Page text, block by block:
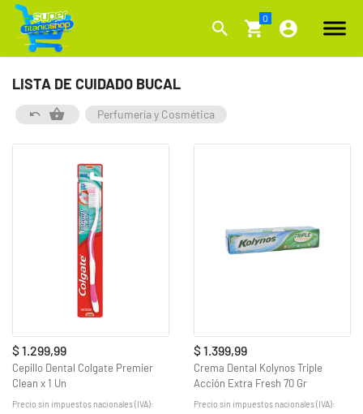
LISTA DE CUIDADO BUCAL
Perfumería y Cosmética
$ 1.299,99
Cepillo Dental Colgate Premier
Clean x 1 Un
Precio sin impuestos nacionales (IVA):
$ 1.399,99
Crema Dental Kolynos Triple
Acción Extra Fresh 70 Gr
Precio sin impuestos nacionales (IVA):